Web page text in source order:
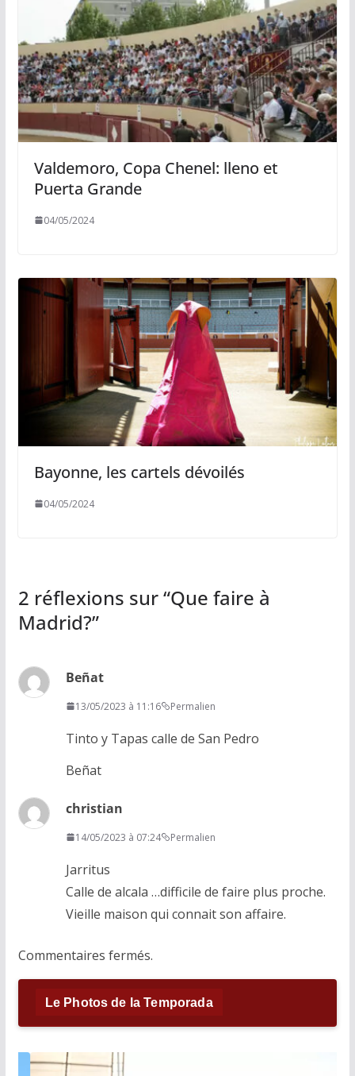
Valdemoro, Copa Chenel: lleno et
Puerta Grande
04/05/2024
Bayonne, les cartels dévoilés
04/05/2024
2 réflexions sur “Que faire à
Madrid?”
Beñat
13/05/2023 à 11:16 Permalien
Tinto y Tapas calle de San Pedro
Beñat
christian
14/05/2023 à 07:24 Permalien
Jarritus
Calle de alcala …difficile de faire plus proche.
Vieille maison qui connait son affaire.
Commentaires fermés.
Le Photos de la Temporada